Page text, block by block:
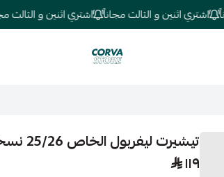
اشتري اثنين و الثالث مجاناً اشتري اثنين و الثالث مجاناً
كورفا ستور
تيشيرت ليفربول الخاص 25/26 نسخة الخاصة
١١٩